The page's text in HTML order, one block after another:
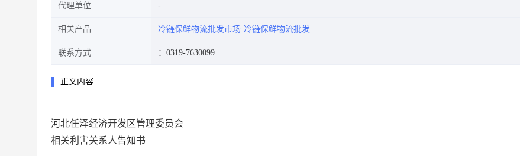
代理单位
相关产品 冷链保鲜物流批发市场 冷链保鲜物流批发
联系方式 ：0319-7630099
正文内容
河北任泽经济开发区管理委员会
相关利害关系人告知书